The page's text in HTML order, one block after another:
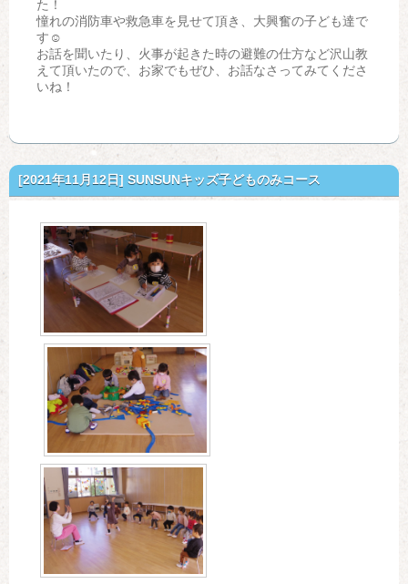
た！
憧れの消防車や救急車を見せて頂き、大興奮の子ども達で
す☺
お話を聞いたり、火事が起きた時の避難の仕方など沢山教
えて頂いたので、お家でもぜひ、お話なさってみてくださ
いね！
[2021年11月12日] SUNSUNキッズ子どものみコース